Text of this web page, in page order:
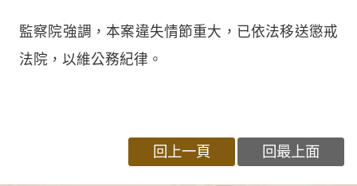
監察院強調，本案違失情節重大，已依法移送懲戒
法院，以維公務紀律。
回上一頁 回最上面